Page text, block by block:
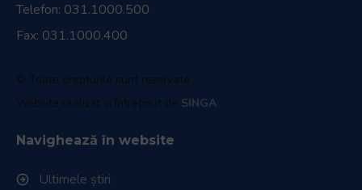
Telefon: 031.1000.500
Fax: 031.1000.400
© Toate drepturile sunt rezervate.
Website realizat și întreținut de SINGA
Navighează în website
Ultimele știri